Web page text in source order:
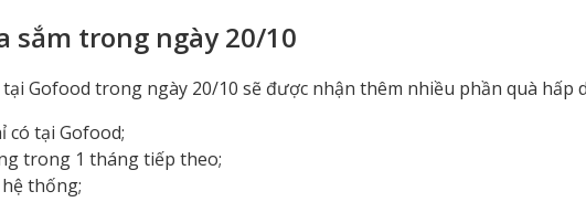
sắm trong ngày 20/10
Gofood trong ngày 20/10 sẽ được nhận thêm nhiều phần quà hấp
có tại Gofood;
trong 1 tháng tiếp theo;
thống;